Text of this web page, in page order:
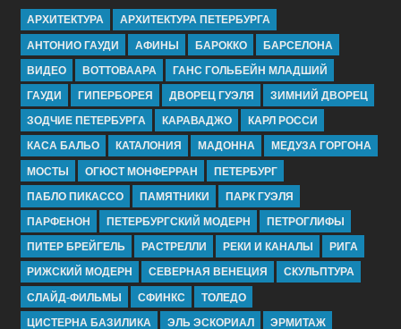
АРХИТЕКТУРА
АРХИТЕКТУРА ПЕТЕРБУРГА
АНТОНИО ГАУДИ
АФИНЫ БАРОККО
БАРСЕЛОНА
ВИДЕО
ВОТТОВААРА
ГАНС ГОЛЬБЕЙН МЛАДШИЙ
ГАУДИ
ГИПЕРБОРЕЯ ДВОРЕЦ ГУЭЛЯ
ЗИМНИЙ ДВОРЕЦ
ЗОДЧИЕ ПЕТЕРБУРГА
КАРАВАДЖО
КАРЛ РОССИ
КАСА БАЛЬО
КАТАЛОНИЯ МАДОННА
МЕДУЗА ГОРГОНА
МОСТЫ
ОГЮСТ МОНФЕРРАН
ПЕТЕРБУРГ
ПАБЛО ПИКАССО
ПАМЯТНИКИ
ПАРК ГУЭЛЯ
ПАРФЕНОН
ПЕТЕРБУРГСКИЙ МОДЕРН
ПЕТРОГЛИФЫ
ПИТЕР БРЕЙГЕЛЬ
РАСТРЕЛЛИ РЕКИ И КАНАЛЫ
РИГА
РИЖСКИЙ МОДЕРН
СЕВЕРНАЯ ВЕНЕЦИЯ
СКУЛЬПТУРА
СЛАЙД-ФИЛЬМЫ
СФИНКС
ТОЛЕДО
ЦИСТЕРНА БАЗИЛИКА
ЭЛЬ ЭСКОРИАЛ ЭРМИТАЖ